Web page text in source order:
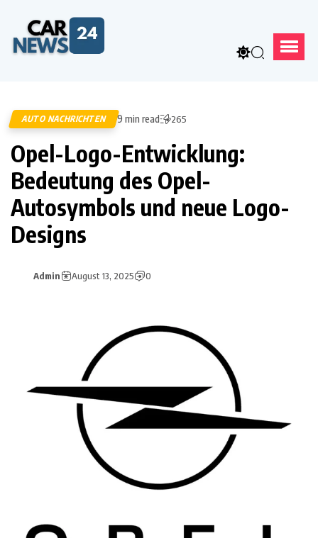
AUTO NACHRICHTEN 9 min read 265
Opel-Logo-Entwicklung:
Bedeutung des Opel-
Autosymbols und neue Logo-
Designs
Admin August 13, 2025 0